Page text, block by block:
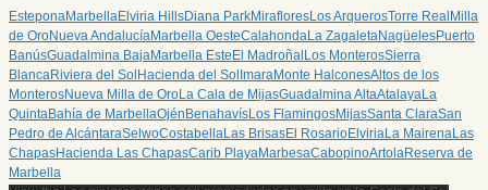
EsteponaMarbellaElviria HillsDiana ParkMirafloresLos ArquerosTorre RealMilla
de OroNueva AndalucíaMarbella OesteCalahondaLa ZagaletaNagüelesPuerto
BanúsGuadalmina BajaMarbella EsteEl MadroñalLos MonterosSierra
BlancaRiviera del SolHacienda del SolImaraMonte HalconesAltos de los
MonterosNueva Milla de OroLa Cala de MijasGuadalmina AltaAtalayaLa
QuintaBahía de MarbellaOjénBenahavísLos FlamingosMijasSanta ClaraSan
Pedro de AlcántaraSelwoCostabellaLas BrisasEl RosarioElviriaLa MairenaLas
ChapasHacienda Las ChapasCarib PlayaMarbesaCabopinoArtolaReserva de
Marbella